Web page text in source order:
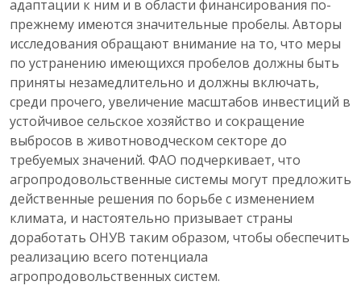
адаптации к ним и в области финансирования по-
прежнему имеются значительные пробелы. Авторы
исследования обращают внимание на то, что меры
по устранению имеющихся пробелов должны быть
приняты незамедлительно и должны включать,
среди прочего, увеличение масштабов инвестиций в
устойчивое сельское хозяйство и сокращение
выбросов в животноводческом секторе до
требуемых значений. ФАО подчеркивает, что
агропродовольственные системы могут предложить
действенные решения по борьбе с изменением
климата, и настоятельно призывает страны
доработать ОНУВ таким образом, чтобы обеспечить
реализацию всего потенциала
агропродовольственных систем.